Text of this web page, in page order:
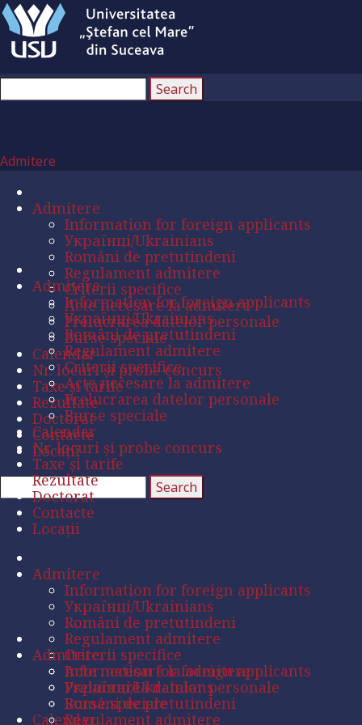
Admitere
Admitere
Information for foreign applicants
Українці/Ukrainians
Români de pretutindeni
Regulament admitere
Criterii specifice
Acte necesare la admitere
Prelucrarea datelor personale
Burse speciale
Calendar
Nr. locuri și probe concurs
Taxe și tarife
Rezultate
Doctorat
Contacte
Locații
Admitere
Information for foreign applicants
Українці/Ukrainians
Români de pretutindeni
Regulament admitere
Criterii specifice
Acte necesare la admitere
Prelucrarea datelor personale
Burse speciale
Calendar
Nr. locuri și probe concurs
Taxe și tarife
Rezultate
Doctorat
Contacte
Locații
Admitere
Information for foreign applicants
Українці/Ukrainians
Români de pretutindeni
Regulament admitere
Criterii specifice
Acte necesare la admitere
Prelucrarea datelor personale
Burse speciale
Calendar
Admitere
Information for foreign applicants
Українці/Ukrainians
Români de pretutindeni
Regulament admitere